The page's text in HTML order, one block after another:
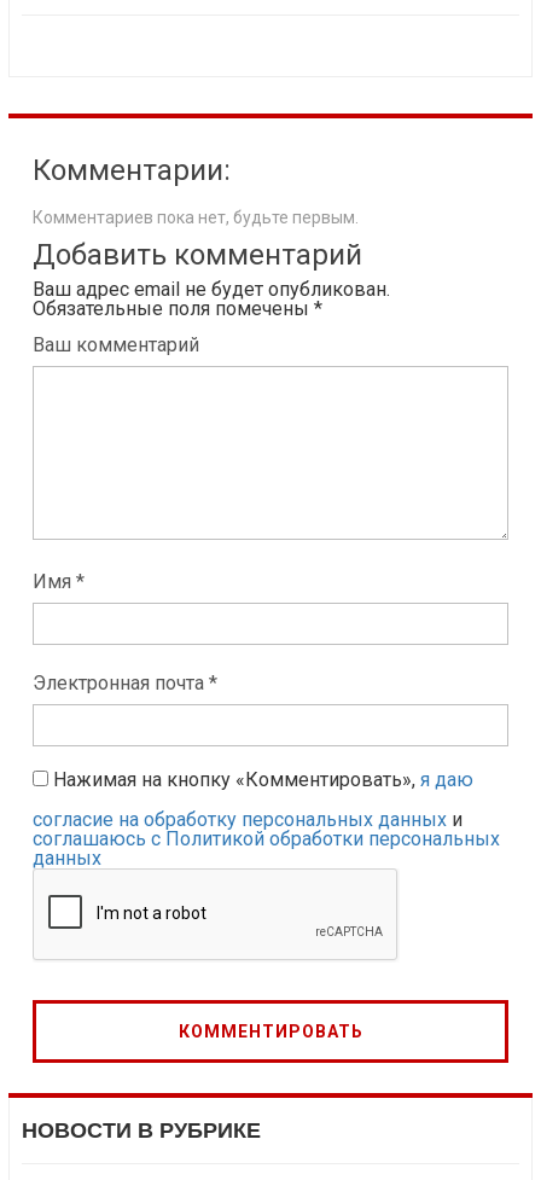
Комментарии:
Комментариев пока нет, будьте первым.
Добавить комментарий
Ваш адрес email не будет опубликован.
Обязательные поля помечены *
Ваш комментарий
Имя *
Электронная почта *
Нажимая на кнопку «Комментировать», я даю
согласие на обработку персональных данных и
соглашаюсь с Политикой обработки персональных
данных
НОВОСТИ В РУБРИКЕ